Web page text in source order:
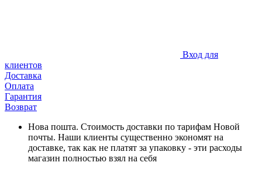
Вход для
клиентов
Доставка
Оплата
Гарантия
Возврат
Нова пошта. Стоимость доставки по тарифам Новой
почты. Наши клиенты существенно экономят на
доставке, так как не платят за упаковку - эти расходы
магазин полностью взял на себя